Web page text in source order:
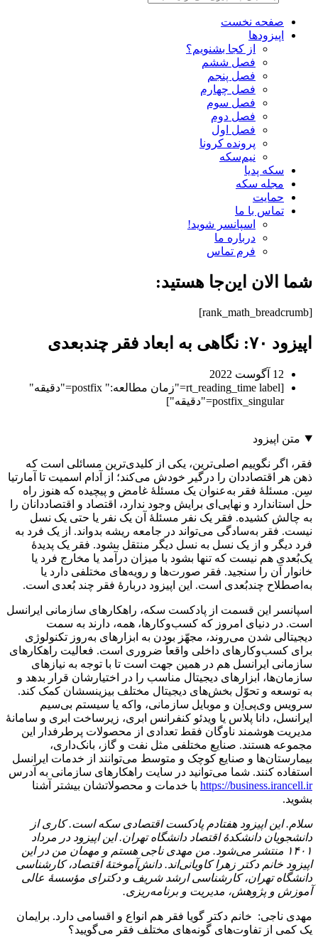
صفحه نخست
اپیزودها
از کجا بشنویم؟
فصل ششم
فصل پنجم
فصل چهارم
فصل سوم
فصل دوم
فصل اول
پرونده کرونا
نیم‌سکه
سکه پدیا
مجله سکه
حمایت
تماس با ما
اسپانسر شوید!
درباره ما
فرم تماس
شما الان این‌جا هستید:
[rank_math_breadcrumb]
اپیزود ۷۰: نگاهی به ابعاد فقر چندبعدی
12 آگوست 2022
[rt_reading_time label="زمان مطالعه:" postfix="دقیقه"
postfix_singular="دقیقه"]
متن اپیزود
فقر، اگر نگوییم اصلی‌ترین، یکی از کلیدی‌ترین مسائلی است که
ذهن هر اقتصاددان را درگیر خودش می‌کند؛ از آدام اسمیت تا آمارتیا
سِن. مسئلۀ فقر به‌عنوان یک مسئلۀ غامض و پیچیده که هنوز راه
حل استاندارد و نهایی‌ای برایش وجود ندارد، اقتصاد و اقتصاددانان را
به چالش کشیده. فقر یک نفر مسئلۀ آن یک نفر یا حتی یک نسل
نیست. فقر به‌سادگی می‌تواند در جامعه ریشه بدواند. از یک فرد به
فرد دیگر و از یک نسل به نسل دیگر منتقل بشود. فقر یک پدیدۀ
یک‌بُعدی هم نیست که تنها بشود با میزان درآمد یا مخارج فرد یا
خانوار آن را سنجید. فقر صورت‌ها و رویه‌های مختلفی دارد یا
به‌اصطلاح چندبُعدی است. این اپیزود دربارۀ فقر چند بُعدی‌ است.
اسپانسر این قسمت از پادکست سکه، راهکارهای سازمانی ایرانسل
است. در دنیای امروز که کسب‌وکارها، همه، دارند به سمت
دیجیتالی شدن می‌روند، مجهّز بودن به ابزارهای به‌روز تکنولوژی
برای کسب‌وکارهای داخلی واقعاً ضروری است. فعالیت راهکارهای
سازمانی ایرانسل هم در همین جهت است تا با توجه به نیازهای
سازمان‌ها، ابزارهای دیجیتال مناسب را در اختیارشان قرار بدهد و
به توسعه و تحوّل بخش‌های دیجیتال مختلف بیزینسشان کمک کند.
سرویس وی‌پی‌اِن و موبایل سازمانی، واکه یا سیستم بی‌سیم
ایرانسل، دانا پلاس یا ویدئو کنفرانس ابری، زیرساخت ابری و سامانۀ
مدیریت هوشمند ناوگان فقط تعدادی از محصولات پرطرفدار این
مجموعه هستند. صنایع مختلفی مثل نفت و گاز، بانک‌داری،
بیمارستان‌ها و صنایع کوچک و متوسط می‌توانند از خدمات ایرانسل
استفاده کنند. شما می‌توانید در سایت راهکارهای سازمانی به آدرس
https://business.irancell.ir با خدمات و محصولاتشان بیشتر آشنا
بشوید.
سلام. این اپیزود هفتادم پادکست اقتصادی سکه است. کاری از
دانشجویان دانشکدۀ اقتصاد دانشگاه تهران. این اپیزود در مرداد
۱۴۰۱ منتشر می‌شود. من مهدی ناجی هستم و مهمان من در این
اپیزود خانم دکتر زهرا کاویانی‌‌اند. دانش‌آموختۀ اقتصاد، کارشناسی
دانشگاه تهران، کارشناسی ارشد شریف و دکترای مؤسسۀ عالی
آموزش و پژوهش، مدیریت و برنامه‌ریزی.
مهدی ناجی: خانم دکتر گویا فقر هم انواع و اقسامی دارد. برایمان
یک کمی از تفاوت‌های گونه‌های مختلف فقر می‌گویید؟